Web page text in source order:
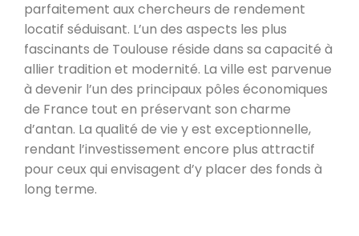
parfaitement aux chercheurs de rendement
locatif séduisant. L’un des aspects les plus
fascinants de Toulouse réside dans sa capacité à
allier tradition et modernité. La ville est parvenue
à devenir l’un des principaux pôles économiques
de France tout en préservant son charme
d’antan. La qualité de vie y est exceptionnelle,
rendant l’investissement encore plus attractif
pour ceux qui envisagent d’y placer des fonds à
long terme.